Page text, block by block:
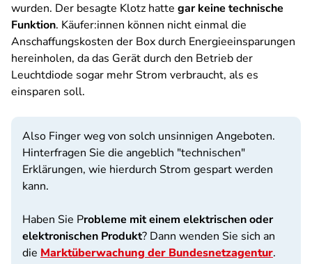
wurden. Der besagte Klotz hatte gar keine technische
Funktion. Käufer:innen können nicht einmal die
Anschaffungskosten der Box durch Energieeinsparungen
hereinholen, da das Gerät durch den Betrieb der
Leuchtdiode sogar mehr Strom verbraucht, als es
einsparen soll.
Also Finger weg von solch unsinnigen Angeboten.
Hinterfragen Sie die angeblich "technischen"
Erklärungen, wie hierdurch Strom gespart werden
kann.
Haben Sie Probleme mit einem elektrischen oder
elektronischen Produkt? Dann wenden Sie sich an
die Marktüberwachung der Bundesnetzagentur.